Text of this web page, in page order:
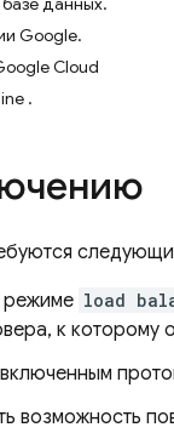
Google.
Cloud
.
режиме load
к которому
возможность